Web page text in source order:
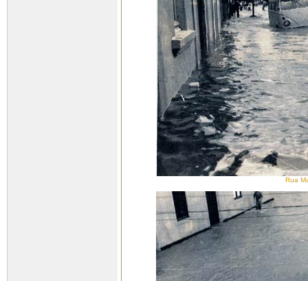
Rua